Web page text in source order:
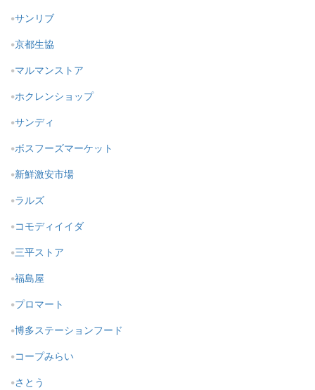
サンリブ
京都生協
マルマンストア
ホクレンショップ
サンディ
ボスフーズマーケット
新鮮激安市場
ラルズ
コモディイイダ
三平ストア
福島屋
プロマート
博多ステーションフード
コープみらい
さとう